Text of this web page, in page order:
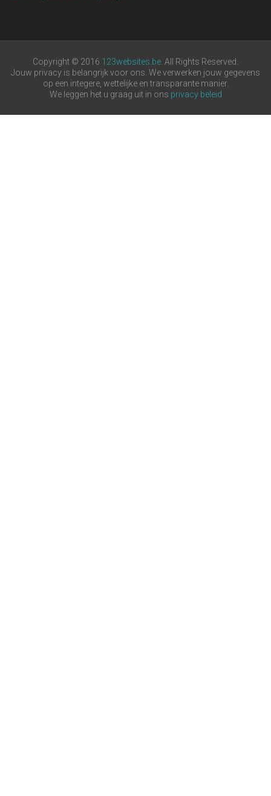
Copyright © 2016 123websites.be . All Rights Reserved.
Jouw privacy is belangrijk voor ons. We verwerken jouw gegevens
op een integere, wettelijke en transparante manier.
We leggen het u graag uit in ons privacy beleid